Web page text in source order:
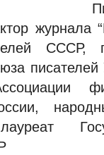
журнала
СССР,